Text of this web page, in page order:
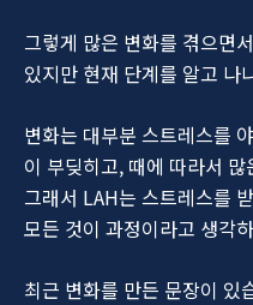
그렇게 많은 변화를 겪으면
있지만 현재 단계를 알고 나
변화는 대부분 스트레스를
이 부딪히고, 때에 따라서
그래서 LAH는 스트레스를
모든 것이 과정이라고 생각
최근 변화를 만든 문장이 있